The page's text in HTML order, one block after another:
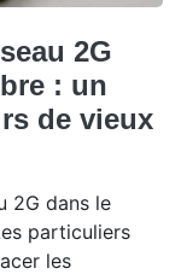
2G
: un
de vieux
2G dans le
particuliers
les